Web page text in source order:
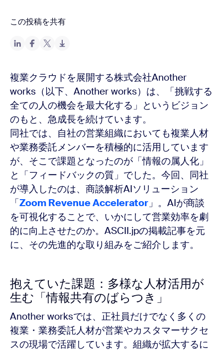
この投稿を共有
複業クラウドを展開する株式会社Another
works（以下、Another works）は、「挑戦する
全ての人の機会を最大化する」というビジョン
のもと、急成長を続けています。
同社では、自社の営業組織においても複業人材
や業務委託メンバーを積極的に活用しています
が、そこで課題となったのが「情報の属人化」
と「フィードバックの質」でした。今回、同社
が導入したのは、商談解析AIソリューション
「Zoom Revenue Accelerator 」。AIが商談
を可視化することで、いかにして営業効率を劇
的に向上させたのか。ASCII.jpの掲載記事を元
に、その先進的な取り組みをご紹介します。
抱えていた課題：多様な人材活用が
生む「情報共有のばらつき」
Another worksでは、正社員だけでなく多くの
複業・業務委託人材が営業やカスタマーサクセ
スの現場で活躍しています。組織が拡大するに